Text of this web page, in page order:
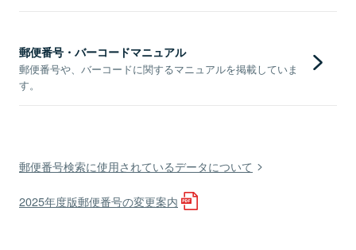
郵便番号・バーコードマニュアル
郵便番号や、バーコードに関するマニュアルを掲載していま
す。
郵便番号検索に使用されているデータについて
2025年度版郵便番号の変更案内